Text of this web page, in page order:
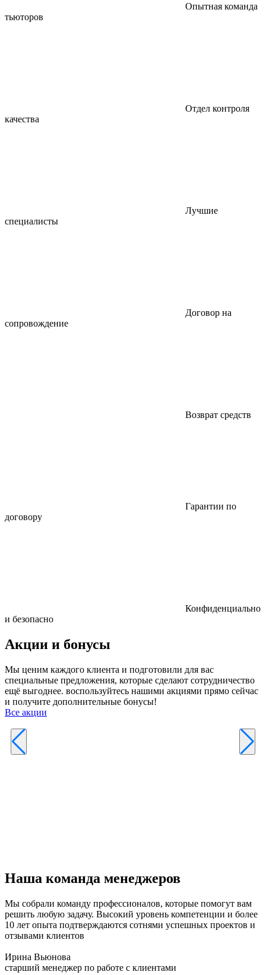
Опытная команда
тьюторов
Отдел контроля
качества
Лучшие
специалисты
Договор на
сопровождение
Возврат средств
Гарантии по
договору
Конфиденциально
и безопасно
Акции и бонусы
Мы ценим каждого клиента и подготовили для вас
специальные предложения, которые сделают сотрудничество
ещё выгоднее. воспользуйтесь нашими акциями прямо сейчас
и получите дополнительные бонусы!
Все акции
Наша команда менеджеров
Мы собрали команду профессионалов, которые помогут вам
решить любую задачу. Высокий уровень компетенции и более
10 лет опыта подтверждаются сотнями успешных проектов и
отзывами клиентов
Ирина Вьюнова
старший менеджер по работе с клиентами